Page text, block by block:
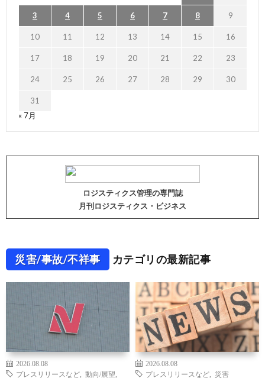
3 4 5 6 7 8 9
10 11 12 13 14 15 16
17 18 19 20 21 22 23
24 25 26 27 28 29 30
31
« 7月
ロジスティクス管理の専門誌
月刊ロジスティクス・ビジネス
災害/事故/不祥事 カテゴリの最新記事
2026.08.08
プレスリリースなど
動向/展望
2026.08.08
プレスリリースなど
災害